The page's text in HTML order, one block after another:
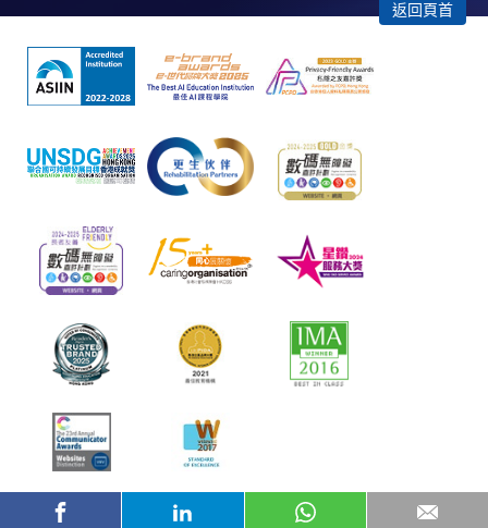
返回頁首